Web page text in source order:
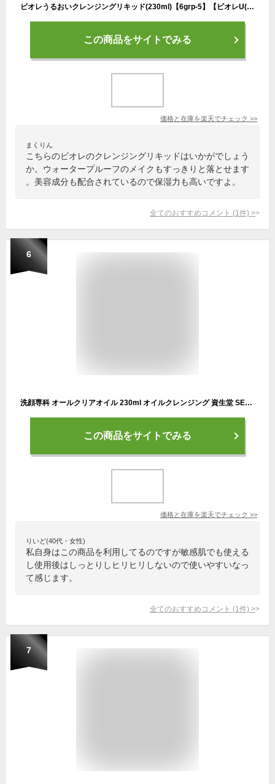
ビオレうるおいクレンジングリキッド(230ml)【6grp-5】【ビオレU(ビオレユー)】
この商品をサイトでみる
価格と在庫を楽天でチェック >>
まくりん
こちらのビオレのクレンジングリキッドはいかがでしょう
か。ウォータープルーフのメイクもすっきりと落とせます
。美容成分も配合されているので保湿力も高いですよ。
全てのおすすめコメント (1 件) >
6
洗顔専科 オールクリアオイル 230ml オイルクレンジング 資生堂 SENKA 専科 おすすめクレンジング 黒ずみ 老廃物 米ぬかオイル ヒアルロン酸 無香料 メーク落とし ウォータープルーフマスカラ レディース 天然由来 突っ張らない もちもち肌 保湿力 お風呂 毛穴 入浴 日本製
この商品をサイトでみる
価格と在庫を楽天でチェック >>
りいど(40代・女性)
私自身はこの商品を利用してるのですが敏感肌でも使える
し使用後はしっとりしヒリヒリしないので使いやすいなっ
て感じます。
全てのおすすめコメント (1 件) >
7